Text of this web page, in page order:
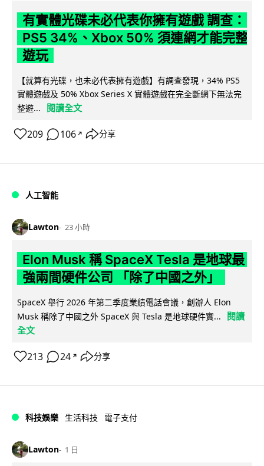
有實體光碟未必代表你擁有遊戲 調查：
PS5 34%、Xbox 50% 須連網才能完整
遊玩
【就算有光碟，也未必代表擁有遊戲】有調查發現，34% PS5
實體遊戲及 50% Xbox Series X 實體遊戲在完全斷網下無法完
整遊...
閱讀全文
209 106 ↗ 分享
人工智能
Lawton 23 小時
Elon Musk 稱 SpaceX Tesla 是地球最
強兩間硬件公司 「除了中國之外」
SpaceX 舉行 2026 年第二季度業績電話會議，創辦人 Elon
Musk 稱除了中國之外 SpaceX 與 Tesla 是地球硬件實...
閱讀
全文
213 24 ↗ 分享
科技娛樂 生活科技 電子支付
Lawton 1 日